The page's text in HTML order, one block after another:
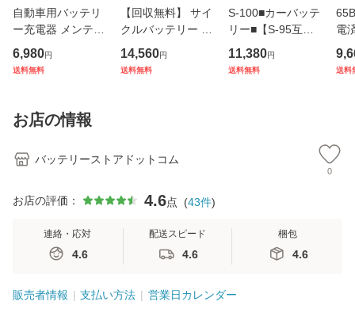
自動車用バッテリ
ー充電器 メンテナ
ンス充電器 スーパ
ーナット充電器PR
DC12V専用 2A 8A
15A 切替可
6,980円
送料無料
【回収無料】 サイ
クルバッテリー S3
1MF・初期補充電
済【ACデルコ ボ
14,560円
送料無料
S-100■カーバッテ
リー■【S-95互
換】コスパ最強！
販売総数100万個
11,380円
送料無料
電
ー
応
送料
お店の情報
バッテリーストアドットコム
0
お店の評価： 4.6点 (43件)
連絡・応対
4.6
配送スピード
4.6
梱包
4.6
販売者情報 支払い方法 営業日カレンダー